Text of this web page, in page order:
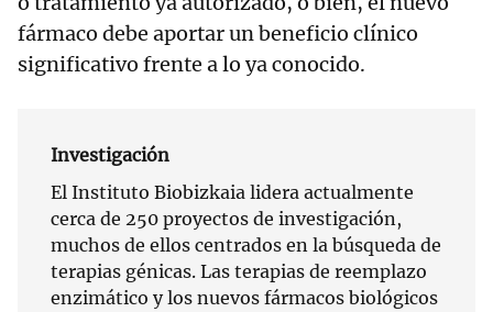
fármaco debe aportar un beneficio clínico
significativo frente a lo ya conocido.
Investigación
El Instituto Biobizkaia lidera actualmente
cerca de 250 proyectos de investigación,
muchos de ellos centrados en la búsqueda de
terapias génicas. Las terapias de reemplazo
enzimático y los nuevos fármacos biológicos